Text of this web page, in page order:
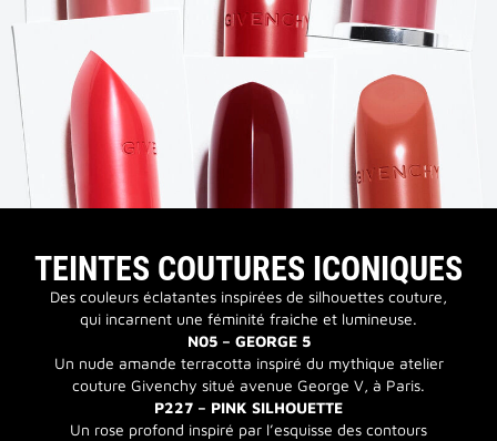
TEINTES COUTURES ICONIQUES
Des couleurs éclatantes inspirées de silhouettes couture,
qui incarnent une féminité fraiche et lumineuse.
N05 – GEORGE 5
Un nude amande terracotta inspiré du mythique atelier
couture Givenchy situé avenue George V, à Paris.
P227 – PINK SILHOUETTE
Un rose profond inspiré par l’esquisse des contours